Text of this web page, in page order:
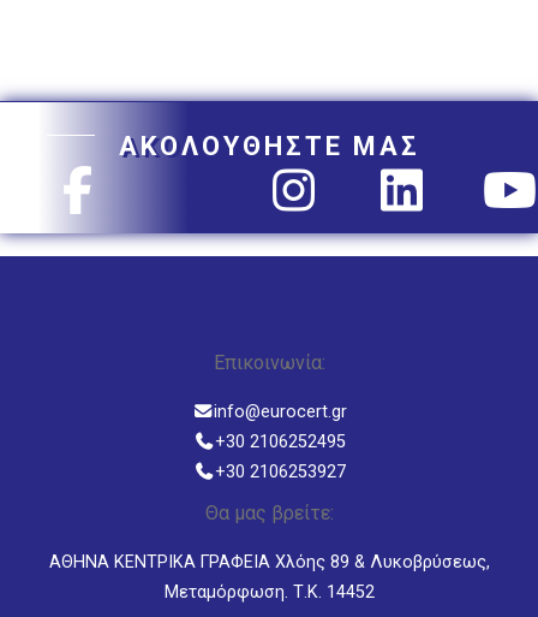
ΑΚΟΛΟΥΘΗΣΤΕ ΜΑΣ
Επικοινωνία:
info@eurocert.gr
+30 2106252495
+30 2106253927
Θα μας βρείτε:
ΑΘΗΝΑ ΚΕΝΤΡΙΚΑ ΓΡΑΦΕΙΑ Χλόης 89 & Λυκοβρύσεως,
Μεταμόρφωση. Τ.Κ. 14452